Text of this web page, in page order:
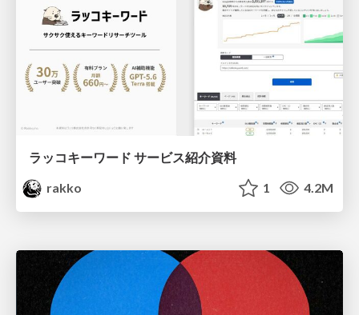
ラッコキーワード サービス紹介資料
rakko
1 4.2M